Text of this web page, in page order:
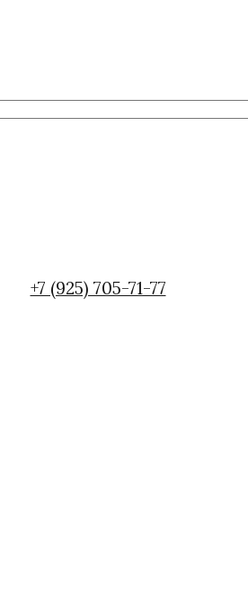
+7 (925) 705-71-77